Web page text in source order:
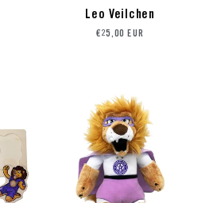
Leo Veilchen
Preis
€25,00 EUR